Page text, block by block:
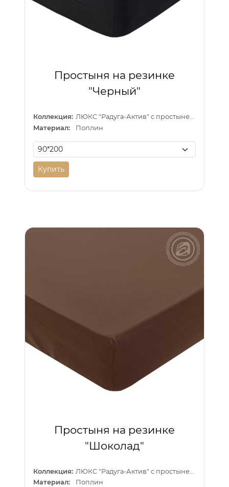
Простыня на резинке
"Черный"
Коллекция:
ЛЮКС "Радуга-Актив" с простыней на резинке
Материал:
Поплин
Купить
Простыня на резинке
"Шоколад"
Коллекция:
Материал:
Поплин